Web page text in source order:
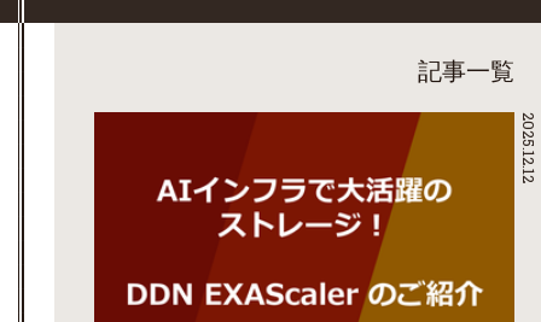
記事一覧
2025.12.12